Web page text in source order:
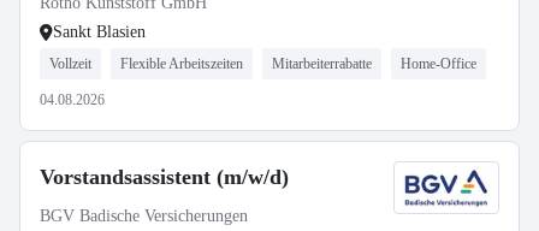
Sankt Blasien
Vollzeit Flexible Arbeitszeiten Mitarbeiterrabatte Home-Office
04.08.2026
Vorstandsassistent (m/w/d)
BGV Badische Versicherungen